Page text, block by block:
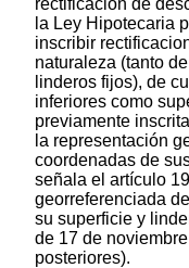
la Ley Hipotecaria
inscribir
naturaleza (tanto
linderos fijos), de
inferiores como
previamente
la representación
coordenadas de
señala el artículo
georreferenciada
su superficie y
de 17 de
posteriores).